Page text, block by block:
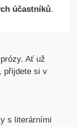
účastníků.
Ať už
přijdete si v
s literárními